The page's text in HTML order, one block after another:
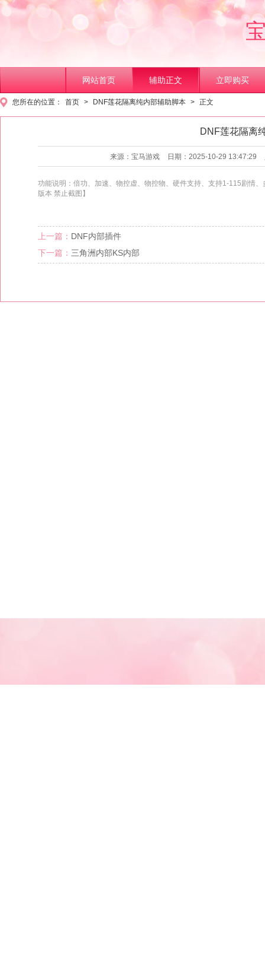
网站首页 辅助正文 立即购买
您所在的位置： 首页 > DNF莲花隔离纯内部辅助脚本 > 正文
DNF莲花隔离
来源：宝马游戏 日期：2025-10-29 13:47:29
功能说明：倍功、加速、物控虚、物控物、硬件支持、支持1-115剧情
版本 禁止截图】
上一篇： DNF内部插件
下一篇： 三角洲内部KS内部